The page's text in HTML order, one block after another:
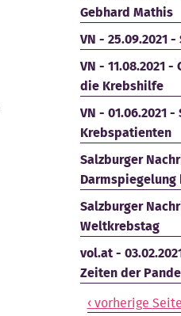
Gebhard Mathis
VN - 25.09.2021
VN - 11.08.2021
die Krebshilfe
VN - 01.06.2021
Krebspatienten
Salzburger
Salzburger
Weltkrebstag
vol.at -
Zeiten der
‹ vorherige Seite